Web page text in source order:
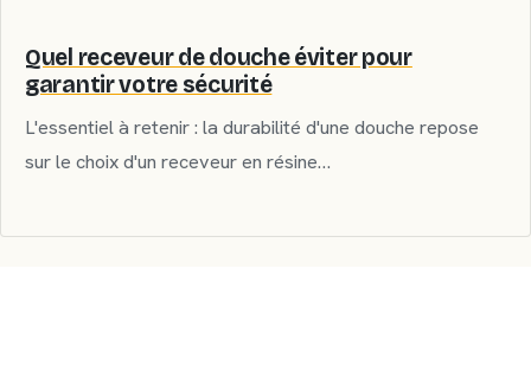
Quel receveur de douche éviter pour
garantir votre sécurité
L'essentiel à retenir : la durabilité d'une douche repose
sur le choix d'un receveur en résine…